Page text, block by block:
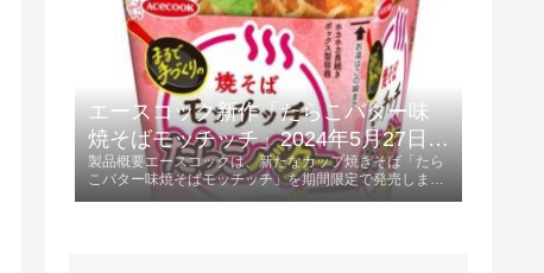
エースコック新作「たらこバター味
焼そばモッチッチ」2024年5月27日発
売！
製品概要エースコックは、新たなカップ焼きそば「たら
こバター味焼そばモッチッチ」を期間限定で発売しま